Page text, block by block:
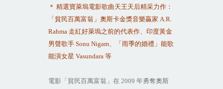
＊ 精選寶萊塢電影歌曲天王天后精采力作：
「貧民百萬富翁」奧斯卡金獎音樂贏家 A.R.
Rahma 走紅好萊塢之前的代表作、印度黃金
男聲歌手 Sonu Nigam、「雨季的婚禮」能歌
能演女星 Vasundara 等
電影「貧民百萬富翁」在 2009 年勇奪奧斯